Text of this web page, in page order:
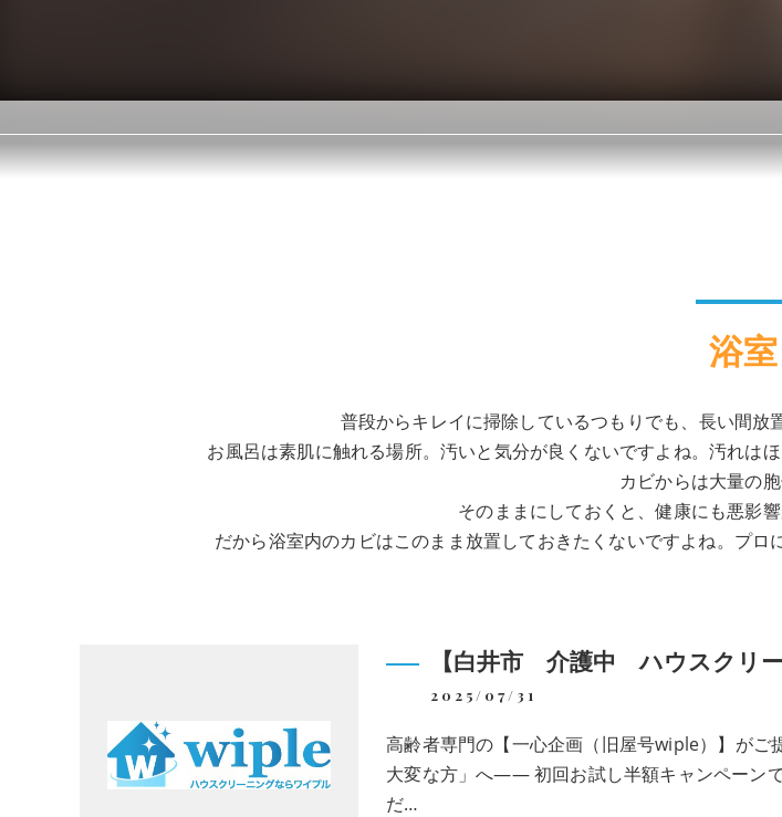
浴室
普段からキレイに掃除しているつもりでも、長い間放
お風呂は素肌に触れる場所。汚いと気分が良くないですよね。汚れは
カビからは大量の
そのままにしておくと、健康にも悪影
だから浴室内のカビはこのまま放置しておきたくないですよね。プ
【白井市 介護中 ハウスクリー
2025/07/31
高齢者専門の【一心企画（旧屋号wiple）】がご
大変な方」へ―― 初回お試し半額キャンペーン
だ…